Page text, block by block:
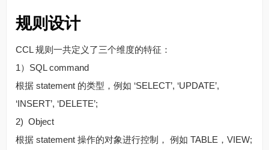
规则设计
CCL 规则一共定义了三个维度的特征：
1）SQL command
根据 statement 的类型，例如 ‘SELECT’, ‘UPDATE’,
‘INSERT’, ‘DELETE’;
2) Object
根据 statement 操作的对象进行控制， 例如 TABLE，VIEW;